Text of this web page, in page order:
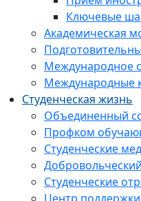
Ключевые
Академическая
Международное
Международные
Студенческая жизнь
Объединенный
Профком
Студенческие
Студенческие